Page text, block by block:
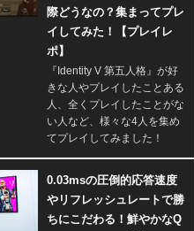
際どうなの？集まってプレ
イしてみた！【プレイレ
ポ】
『Identity V 第五人格』が好
きな人やプレイしたことある
人、全くプレイしたことがな
い人など、様々な4人を集め
てプレイしてみました！
0.03msの圧倒的応答速度
やリフレッシュレートで勝
ちにこだわる！鮮やかなQ